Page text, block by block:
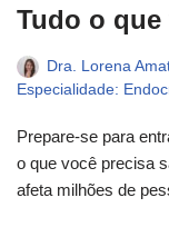
Tudo o que
Dra. Lorena
Especialidade:
Prepare-se para
o que você precisa
afeta milhões de